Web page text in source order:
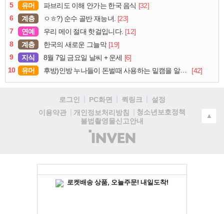
5
유머 파브리도 이해 안가는 한국 음식 [32]
6
계층 ㅇㅎ?) 순수 골반 재능녀. [23]
7
연예 우리 메이 절대 핫걸입니다. [12]
8
계층 한국의 새로운 그늘막 [19]
9
지식 8월 7일 금요일 날씨 + 운세 [6]
10
유머 후방)인방 누나들이 돈벌때 사용하는 밑캠을 알아보자 [42]
로그인 PC화면 퀵링크
설정
이용약관
개인정보처리방침
청소년보호정책
불법촬영물신고안내
(주)
인
▲